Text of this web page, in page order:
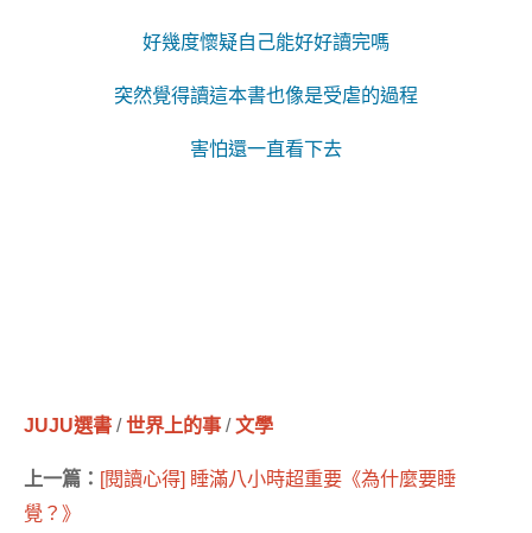
好幾度懷疑自己能好好讀完嗎
突然覺得讀這本書也像是受虐的過程
害怕還一直看下去
JUJU選書 /世界上的事 /文學
上一篇： [閱讀心得] 睡滿八小時超重要《為什麼要睡
覺？》